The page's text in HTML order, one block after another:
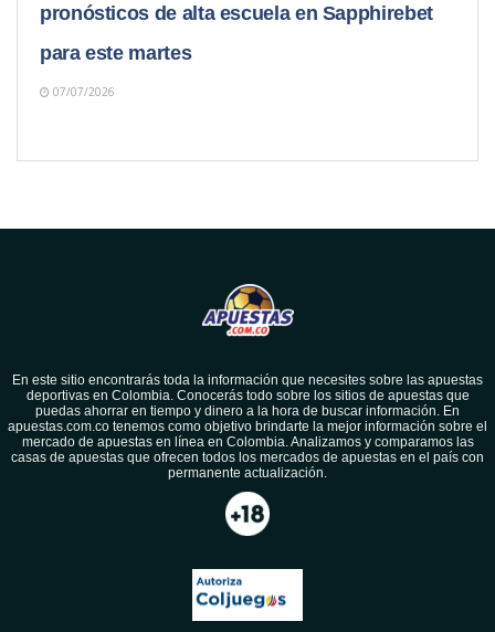
pronósticos de alta escuela en Sapphirebet
para este martes
07/07/2026
En este sitio encontrarás toda la información que necesites sobre las apuestas
deportivas en Colombia. Conocerás todo sobre los sitios de apuestas que
puedas ahorrar en tiempo y dinero a la hora de buscar información. En
apuestas.com.co tenemos como objetivo brindarte la mejor información sobre el
mercado de apuestas en línea en Colombia. Analizamos y comparamos las
casas de apuestas que ofrecen todos los mercados de apuestas en el país con
permanente actualización.